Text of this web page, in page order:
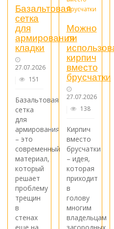
Базальтовая
сетка
для
армирования
кладки
27.07.2026
151
Базальтовая
сетка
для
армирования
– это
современный
материал,
который
решает
проблему
трещин
в
стенах
Можно
ли
кирпич
вместо
брусчатки
27.07.2026
138
Кирпич
вместо
брусчатки
– идея,
которая
приходит
в
голову
многим
владельцам